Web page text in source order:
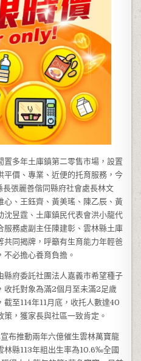
多年土庫鎮第二零售市場，設置
平價、專業、近便的托育服務，今
張麗善偕同縣府社會處長林文
心、王鈺齊、黃美瑤、陳乙辰、黃
沈昱霆、土庫鎮民代表會洪小龍代
服務處副主任陳建彰、雲林縣土庫
共同揭牌，呼籲有生育能力年輕爸
必擔心養育負擔。
縣府委託社團法人嘉義市希望種子
收托對象為滿2個月至未滿2足歲
至114年11月底，收托人數達40
，獲家長與社區一致肯定。
布推動兩年六億催生雲林萬寶龍
林縣113年粗出生率為10.6‰全國